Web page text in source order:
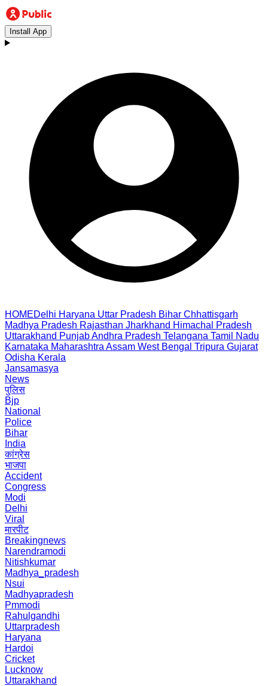
Install App
HOMEDelhi Haryana Uttar Pradesh Bihar Chhattisgarh
Madhya Pradesh Rajasthan Jharkhand Himachal Pradesh
Uttarakhand PunjabAndhra Pradesh Telangana Tamil Nadu
Karnataka Maharashtra Assam West Bengal Tripura Gujarat
Odisha Kerala
Jansamasya
News
पुलिस
Bjp
National
Police
Bihar
India
कांग्रेस
भाजपा
Accident
Congress
Modi
Delhi
Viral
मारपीट
Breakingnews
Narendramodi
Nitishkumar
Madhya_pradesh
Nsui
Madhyapradesh
Pmmodi
Rahulgandhi
Uttarpradesh
Haryana
Hardoi
Cricket
Lucknow
Uttarakhand